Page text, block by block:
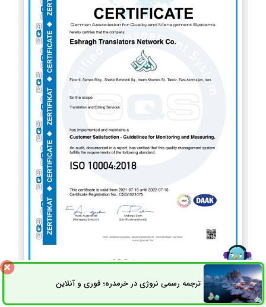
ISO 10004
استاندارد سیستم مدیریت پایش و اندازه‌گیری رضایت مشتریان
ترجمه رسمی نروژی در خرمدره؛ فوری و آنلاینثبت سفارش راه های ارتباطی